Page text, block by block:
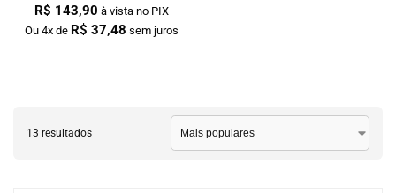
R$ 143,90 à vista no PIX
Ou 4x de R$ 37,48 sem juros
13 resultados